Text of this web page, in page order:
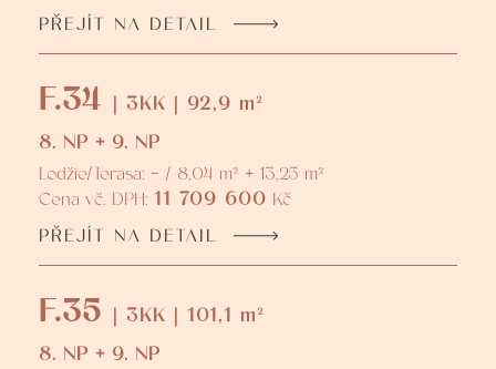
PŘEJÍT NA DETAIL
F.34 | 3KK | 92,9 m²
8. NP + 9. NP
Lodžie/Terasa: - / 8,04 m² + 13,25 m²
Cena vč. DPH: 11 709 600 Kč
PŘEJÍT NA DETAIL
F.35 | 3KK | 101,1 m²
8. NP + 9. NP